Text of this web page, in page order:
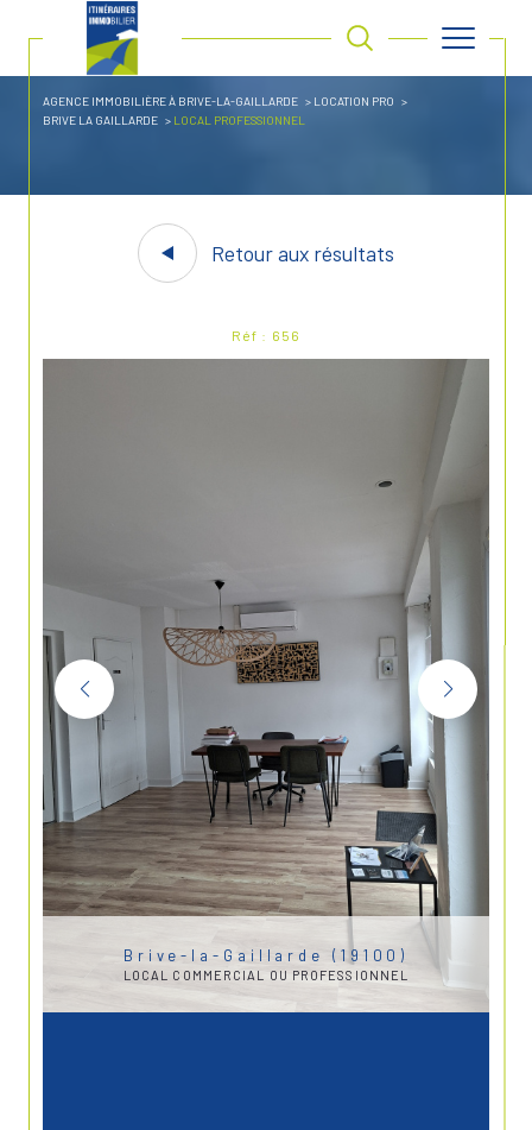
AGENCE IMMOBILIÈRE À BRIVE-LA-GAILLARDE
LOCATION PRO
BRIVE LA GAILLARDE
LOCAL PROFESSIONNEL
Retour aux résultats
Réf : 656
Brive-la-Gaillarde (19100)
LOCAL COMMERCIAL OU PROFESSIONNEL